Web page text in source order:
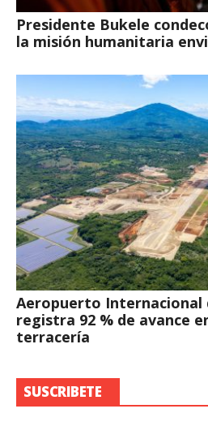
Presidente Bukele
la misión humanitaria
Aeropuerto Internacional
registra 92 % de avance
terracería
SUSCRIBETE